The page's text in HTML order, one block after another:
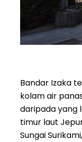
Bandar Izaka
kolam air
daripada yang
timur laut
Sungai